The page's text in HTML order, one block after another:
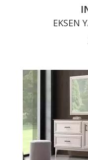
EKSEN